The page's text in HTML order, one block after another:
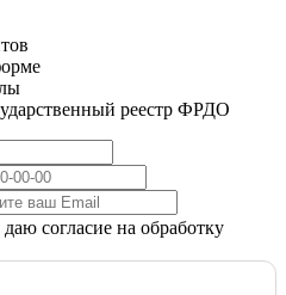
реестр ФРДО
даю согласие на обработку